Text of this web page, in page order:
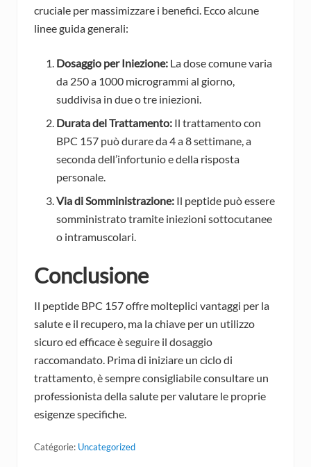
cruciale per massimizzare i benefici. Ecco alcune
linee guida generali:
Dosaggio per Iniezione: La dose comune varia
da 250 a 1000 microgrammi al giorno,
suddivisa in due o tre iniezioni.
Durata del Trattamento: Il trattamento con
BPC 157 può durare da 4 a 8 settimane, a
seconda dell’infortunio e della risposta
personale.
Via di Somministrazione: Il peptide può essere
somministrato tramite iniezioni sottocutanee
o intramuscolari.
Conclusione
Il peptide BPC 157 offre molteplici vantaggi per la
salute e il recupero, ma la chiave per un utilizzo
sicuro ed efficace è seguire il dosaggio
raccomandato. Prima di iniziare un ciclo di
trattamento, è sempre consigliabile consultare un
professionista della salute per valutare le proprie
esigenze specifiche.
Catégorie: Uncategorized